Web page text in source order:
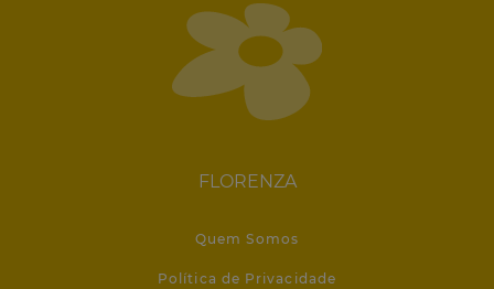
FLORENZA
Quem Somos
Política de Privacidade